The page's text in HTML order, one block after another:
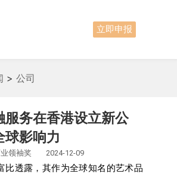
立即申报
> 公司
服务在香港设立新公
球影响力
领袖奖 2024-12-09
比透露，其作为全球知名的艺术品